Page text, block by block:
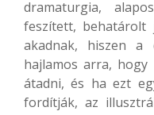
dramaturgia,
feszített, behatárolt
akadnak, hiszen a
hajlamos arra, hogy
átadni, és ha ezt
fordítják, az